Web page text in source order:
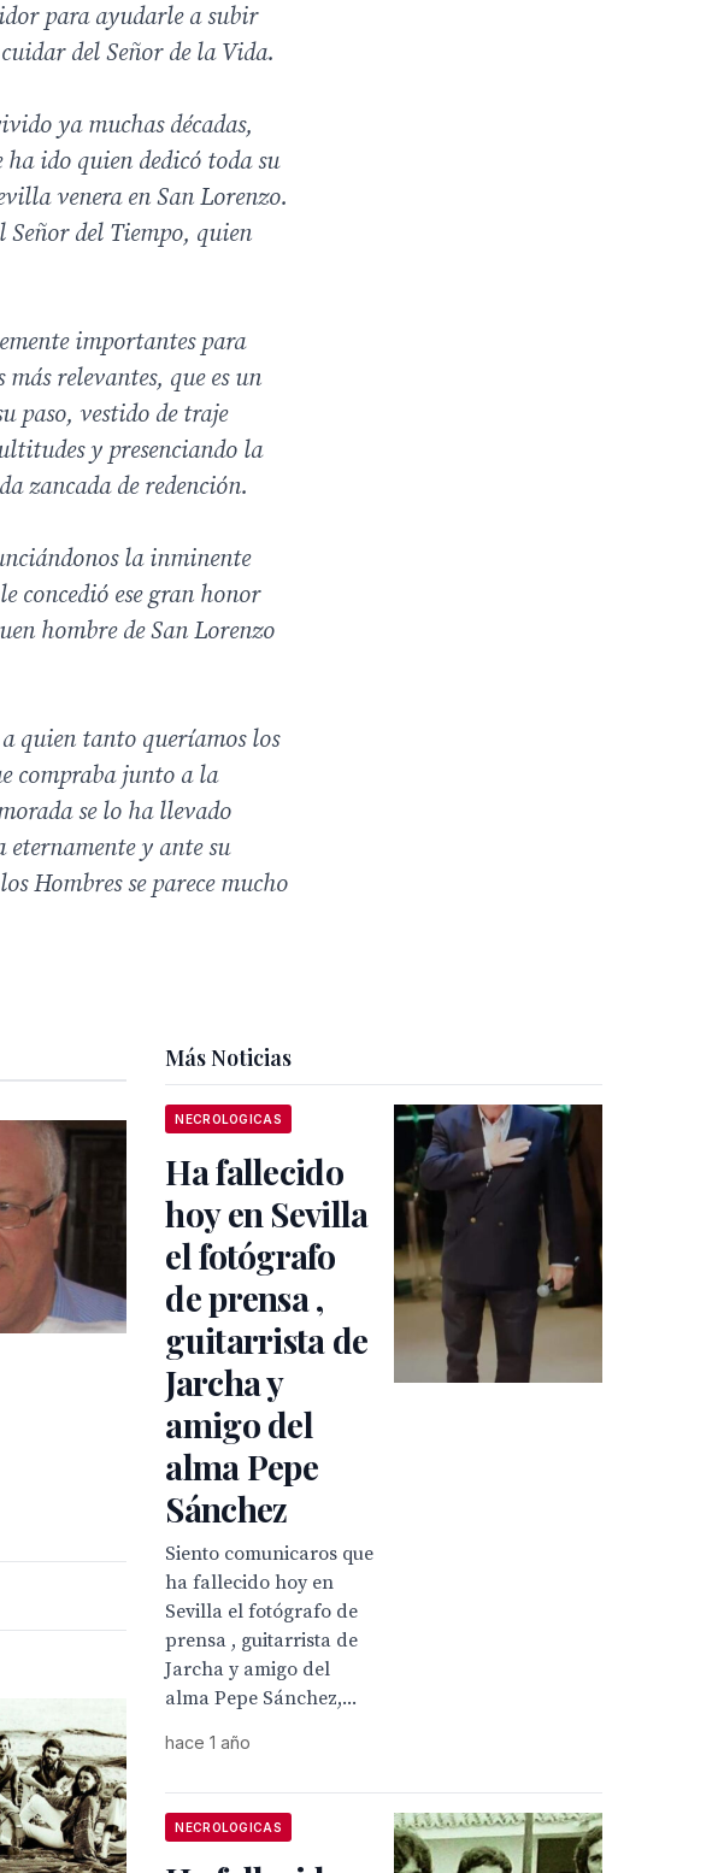
para ayudarle a subir
del Señor de la Vida.
ya muchas décadas,
ido quien dedicó toda su
venera en San Lorenzo.
Señor del Tiempo, quien
importantes para
relevantes, que es un
paso, vestido de traje
y presenciando la
zancada de redención.
la inminente
concedió ese gran honor
hombre de San Lorenzo
quien tanto queríamos los
compraba junto a la
se lo ha llevado
eternamente y ante su
Hombres se parece mucho
Más Noticias
NECROLOGICAS
Ha fallecido
hoy en Sevilla
el fotógrafo
de prensa ,
guitarrista de
Jarcha y
amigo del
alma Pepe
Sánchez
Siento comunicaros que
ha fallecido hoy en
Sevilla el fotógrafo de
prensa , guitarrista de
Jarcha y amigo del
alma Pepe Sánchez,...
hace 1 año
NECROLOGICAS